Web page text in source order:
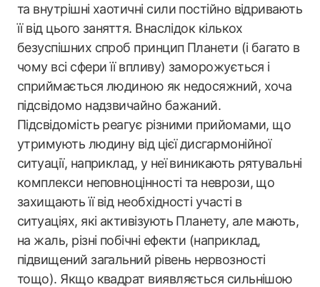
та внутрішні хаотичні сили постійно відривають
її від цього заняття. Внаслідок кількох
безуспішних спроб принцип Планети (і багато в
чому всі сфери її впливу) заморожується і
сприймається людиною як недосяжний, хоча
підсвідомо надзвичайно бажаний.
Підсвідомість реагує різними прийомами, що
утримують людину від цієї дисгармонійної
ситуації, наприклад, у неї виникають рятувальні
комплекси неповноцінності та неврози, що
захищають її від необхідності участі в
ситуаціях, які активізують Планету, але мають,
на жаль, різні побічні ефекти (наприклад,
підвищений загальний рівень нервозності
тощо). Якщо квадрат виявляється сильнішою